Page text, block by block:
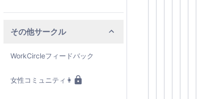
その他サークル
WorkCircleフィードバック
女性コミュニティ👩